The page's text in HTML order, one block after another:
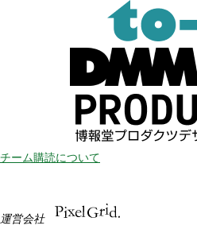
チーム購読について
運営会社